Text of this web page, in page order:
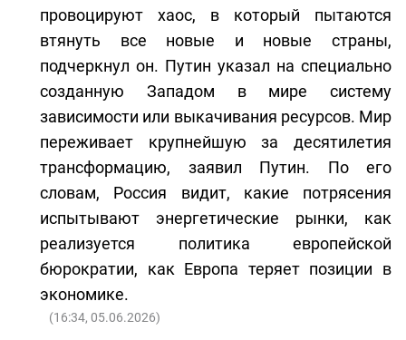
провоцируют хаос, в который пытаются
втянуть все новые и новые страны,
подчеркнул он. Путин указал на специально
созданную Западом в мире систему
зависимости или выкачивания ресурсов. Мир
переживает крупнейшую за десятилетия
трансформацию, заявил Путин. По его
словам, Россия видит, какие потрясения
испытывают энергетические рынки, как
реализуется политика европейской
бюрократии, как Европа теряет позиции в
экономике.
(16:34, 05.06.2026)